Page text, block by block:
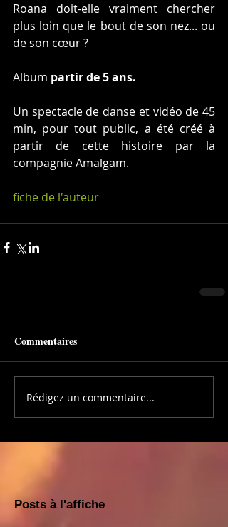
Roana doit-elle vraiment chercher
plus loin que le bout de son nez... ou
de son cœur ?
Album partir de 5 ans.
Un spectacle de danse et vidéo de 45
min, pour tout public, a été créé à
partir de cette histoire par la
compagnie Amalgam.
fiche de l'auteur
Commentaires
Rédigez un commentaire...
Posts à l'affiche